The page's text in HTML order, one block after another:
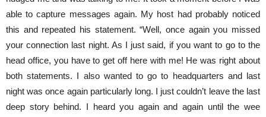
able to capture messages again. My host had probably noticed
this and repeated his statement. “Well, once again you missed
your connection last night. As I just said, if you want to go to the
head office, you have to get off here with me! He was right about
both statements. I also wanted to go to headquarters and last
night was once again particularly long. I just couldn’t leave the last
deep story behind. I heard you again and again until the wee